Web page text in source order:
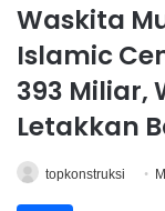
Waskita
Islamic
393 Miliar,
Letakkan
topkonstruksi